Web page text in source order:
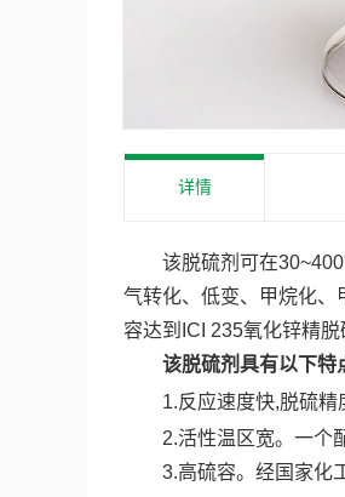
详情
该脱硫剂可在30~400℃
气转化、低变、甲烷化、
容达到ICI 235氧化锌精
该脱硫剂具有以下特
1.反应速度快,脱硫精
2.活性温区宽。一个配
3.高硫容。经国家化工